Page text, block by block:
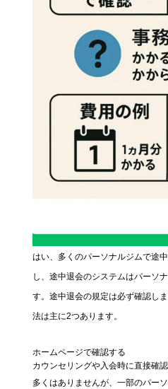
はい、多くのパーソナルジムで途
し、途中退会のシステムはパーソ
す。途中退会の規定は必ず確認し
法は主に2つあります。
ホームページで確認する
カウンセリングや入会時に直接確
多くはありませんが、一部のパー